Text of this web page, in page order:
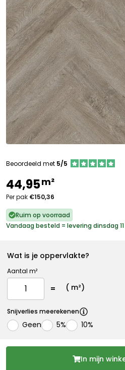
Beoordeeld met 5/5
44,95m²
Per pak €150,36
Ruim op voorraad
Vandaag besteld = levering dinsdag
Wat is je oppervlakte?
Aantal m²
( m²)
Snijverlies meerekenen
Geen 5% 10%
In mijn